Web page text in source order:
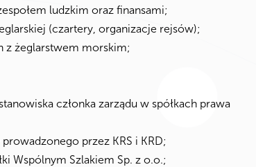
ludzkim oraz finansami;
(czartery, organizacje rejsów);
z żeglarstwem morskim;
członka zarządu w spółkach prawa
przez KRS i KRD;
Wspólnym Szlakiem Sp. z o.o.;